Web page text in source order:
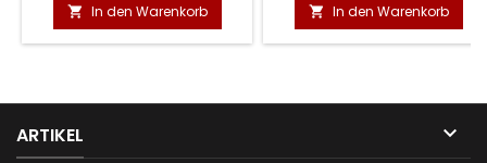
 In den Warenkorb  In den Warenkorb
ARTIKEL 